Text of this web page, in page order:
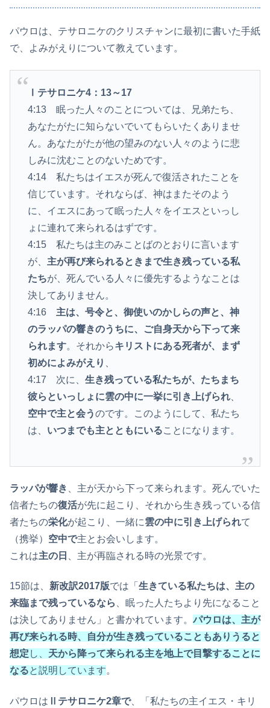
パウロは、テサロニケのクリスチャンに最初に書いた手紙
で、よみがえりについて教えています。
Ⅰテサロニケ4：13～17
4:13 眠った人々のことについては、兄弟たち、
あなたがたに知らないでいてもらいたくありませ
ん。あなたがたが他の望みのない人々のように悲
しみに沈むことのないためです。
4:14 私たちはイエスが死んで復活されたことを
信じています。それならば、神はまたそのよう
に、イエスにあって眠った人々をイエスといっし
ょに連れて来られるはずです。
4:15 私たちは主のみことばのとおりに言います
が、 主が再び来られるときまで生き残っている私
たちが、死んでいる人々に優先するようなことは
決してありません。
4:16 主は、号令と、御使いのかしらの声と、神
のラッパの響きのうちに、ご自身天から下って来
られます。それからキリストにある死者が、まず
初めによみがえり
4:17 次に、 生き残っている私たちが、たちまち
彼らといっしょに雲の中に一挙に引き上げられ、
空中で主と会うのです。このようにして、私たち
は、 いつまでも主とともにいることになります。
ラッパが響き
、主が天から下って来られます。死んでいた
信者たちの復活が先に起こり、それから生き残っている信
者たちの栄化が起こり、一緒に雲の中に引き上げられて
（携挙） 空中で主とお会いします。
これは主の日 、主が再臨される時の光景です。
15節は、 新改訳2017版では「 生きている私たちは、主の
来臨まで残っているなら
、眠った人たちより先になること
は決してありません」と書かれています。 パウロは、主が
再び来られる時、自分が生き残っていることもありうると
想定 し、 天から降って来られる主を地上で目撃することに
なると説明しています。
パウロは Ⅱテサロニケ2章で、「私たちの主イエス・キリ